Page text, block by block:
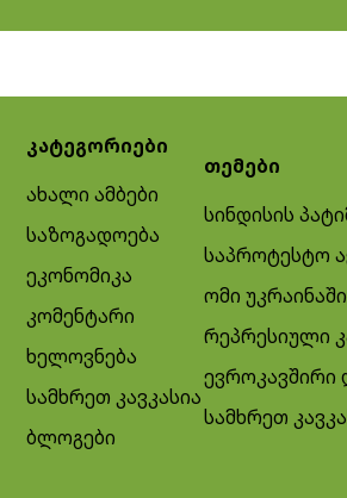
კატეგორიები
ახალი ამბები
საზოგადოება
ეკონომიკა
კომენტარი
ხელოვნება
სამხრეთ კავკასია
ბლოგები
თემები
სინდისის
საპროტესტო
ომი უკრაინაში
რეპრესიული
სამხრეთ